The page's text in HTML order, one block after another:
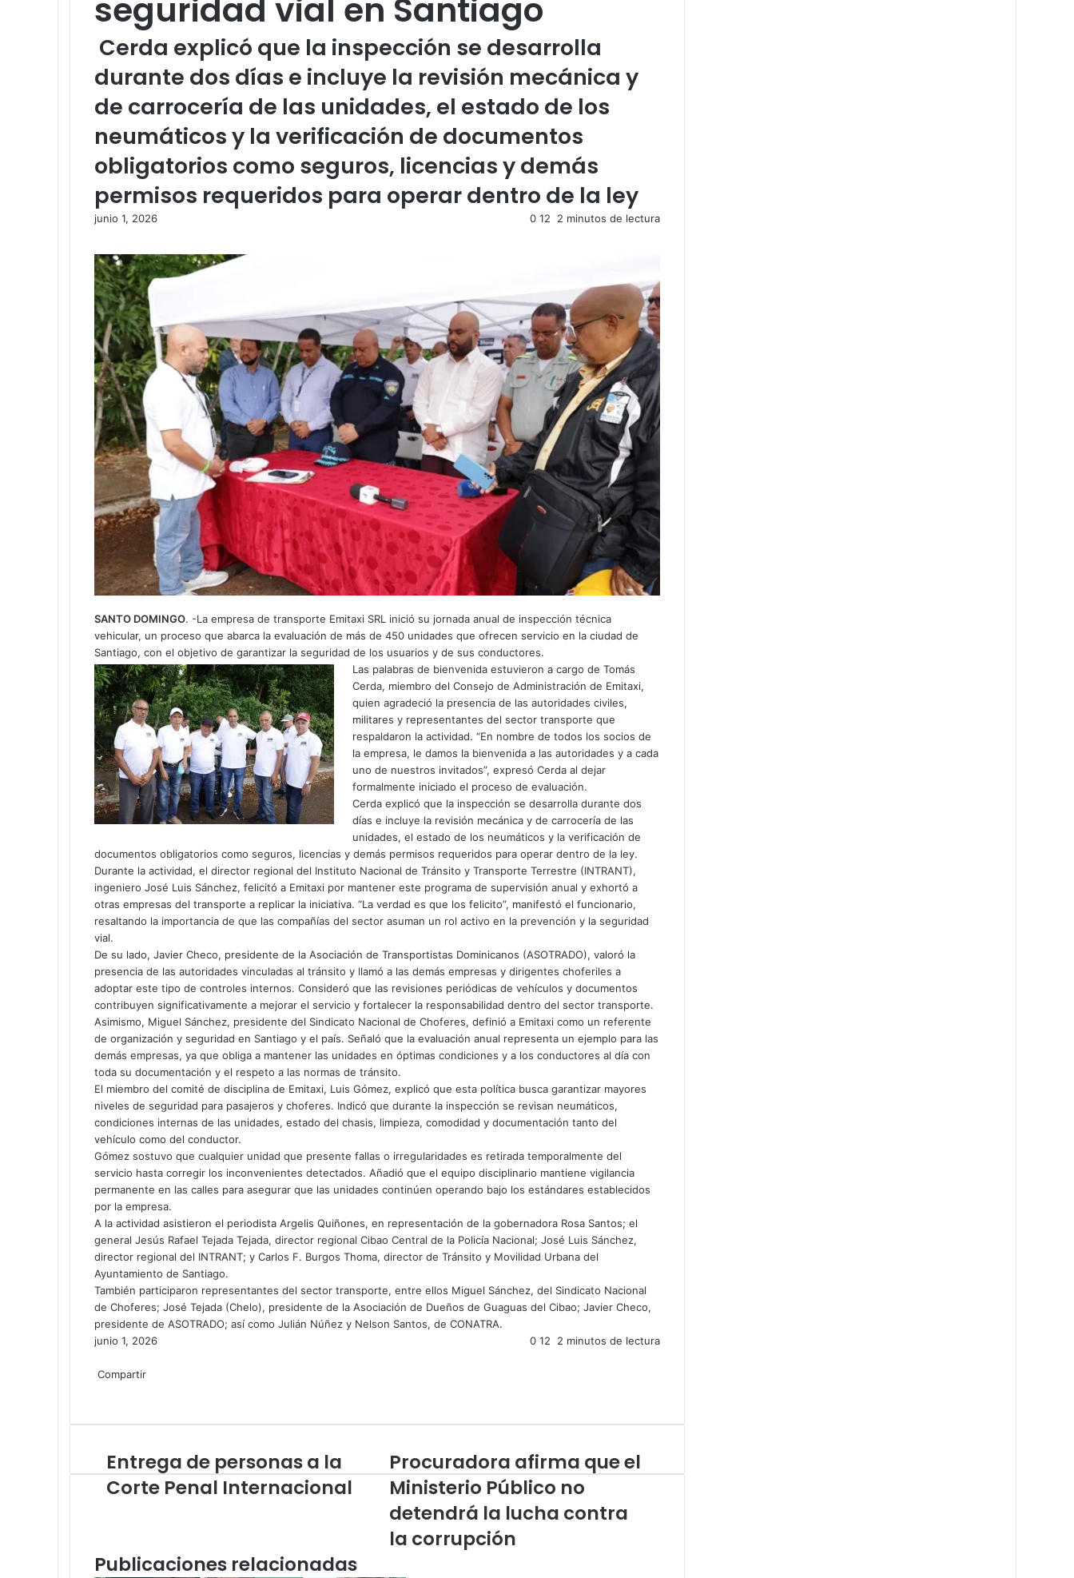
seguridad vial en Santiago
Cerda explicó que la inspección se desarrolla
durante dos días e incluye la revisión mecánica y
de carrocería de las unidades, el estado de los
neumáticos y la verificación de documentos
obligatorios como seguros, licencias y demás
permisos requeridos para operar dentro de la ley
junio 1, 2026 0 12
2 minutos de lectura
SANTO DOMINGO. -La empresa de transporte Emitaxi SRL inició su jornada anual de inspección técnica
vehicular, un proceso que abarca la evaluación de más de 450 unidades que ofrecen servicio en la ciudad de
Santiago, con el objetivo de garantizar la seguridad de los usuarios y de sus conductores.
Las palabras de bienvenida estuvieron a cargo de Tomás
Cerda, miembro del Consejo de Administración de Emitaxi,
quien agradeció la presencia de las autoridades civiles,
militares y representantes del sector transporte que
respaldaron la actividad. “En nombre de todos los socios de
la empresa, le damos la bienvenida a las autoridades y a cada
uno de nuestros invitados”, expresó Cerda al dejar
formalmente iniciado el proceso de evaluación.
Cerda explicó que la inspección se desarrolla durante dos
días e incluye la revisión mecánica y de carrocería de las
unidades, el estado de los neumáticos y la verificación de
documentos obligatorios como seguros, licencias y demás permisos requeridos para operar dentro de la ley.
Durante la actividad, el director regional del Instituto Nacional de Tránsito y Transporte Terrestre (INTRANT),
ingeniero José Luis Sánchez, felicitó a Emitaxi por mantener este programa de supervisión anual y exhortó a
otras empresas del transporte a replicar la iniciativa. “La verdad es que los felicito”, manifestó el funcionario,
resaltando la importancia de que las compañías del sector asuman un rol activo en la prevención y la seguridad
vial.
De su lado, Javier Checo, presidente de la Asociación de Transportistas Dominicanos (ASOTRADO), valoró la
presencia de las autoridades vinculadas al tránsito y llamó a las demás empresas y dirigentes choferiles a
adoptar este tipo de controles internos. Consideró que las revisiones periódicas de vehículos y documentos
contribuyen significativamente a mejorar el servicio y fortalecer la responsabilidad dentro del sector transporte.
Asimismo, Miguel Sánchez, presidente del Sindicato Nacional de Choferes, definió a Emitaxi como un referente
de organización y seguridad en Santiago y el país. Señaló que la evaluación anual representa un ejemplo para las
demás empresas, ya que obliga a mantener las unidades en óptimas condiciones y a los conductores al día con
toda su documentación y el respeto a las normas de tránsito.
El miembro del comité de disciplina de Emitaxi, Luis Gómez, explicó que esta política busca garantizar mayores
niveles de seguridad para pasajeros y choferes. Indicó que durante la inspección se revisan neumáticos,
condiciones internas de las unidades, estado del chasis, limpieza, comodidad y documentación tanto del
vehículo como del conductor.
Gómez sostuvo que cualquier unidad que presente fallas o irregularidades es retirada temporalmente del
servicio hasta corregir los inconvenientes detectados. Añadió que el equipo disciplinario mantiene vigilancia
permanente en las calles para asegurar que las unidades continúen operando bajo los estándares establecidos
por la empresa.
A la actividad asistieron el periodista Argelis Quiñones, en representación de la gobernadora Rosa Santos; el
general Jesús Rafael Tejada Tejada, director regional Cibao Central de la Policía Nacional; José Luis Sánchez,
director regional del INTRANT; y Carlos F. Burgos Thoma, director de Tránsito y Movilidad Urbana del
Ayuntamiento de Santiago.
También participaron representantes del sector transporte, entre ellos Miguel Sánchez, del Sindicato Nacional
de Choferes; José Tejada (Chelo), presidente de la Asociación de Dueños de Guaguas del Cibao; Javier Checo,
presidente de ASOTRADO; así como Julián Núñez y Nelson Santos, de CONATRA.
junio 1, 2026
0 12
2 minutos de lectura
Compartir
correo
Entrega de personas a la
Corte Penal Internacional
Procuradora afirma que el
Ministerio Público no
detendrá la lucha contra
la corrupción
Publicaciones relacionadas